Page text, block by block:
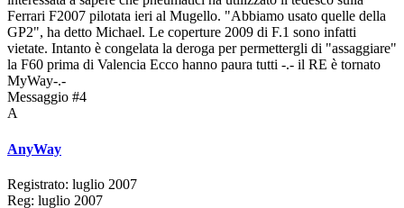
Ferrari F2007 pilotata ieri al Mugello. "Abbiamo usato quelle della
GP2", ha detto Michael. Le coperture 2009 di F.1 sono infatti
vietate. Intanto è congelata la deroga per permettergli di "assaggiare"
la F60 prima di Valencia Ecco hanno paura tutti -.- il RE è tornato
MyWay-.-
Messaggio #4
A
AnyWay
Registrato: luglio 2007
Reg: luglio 2007